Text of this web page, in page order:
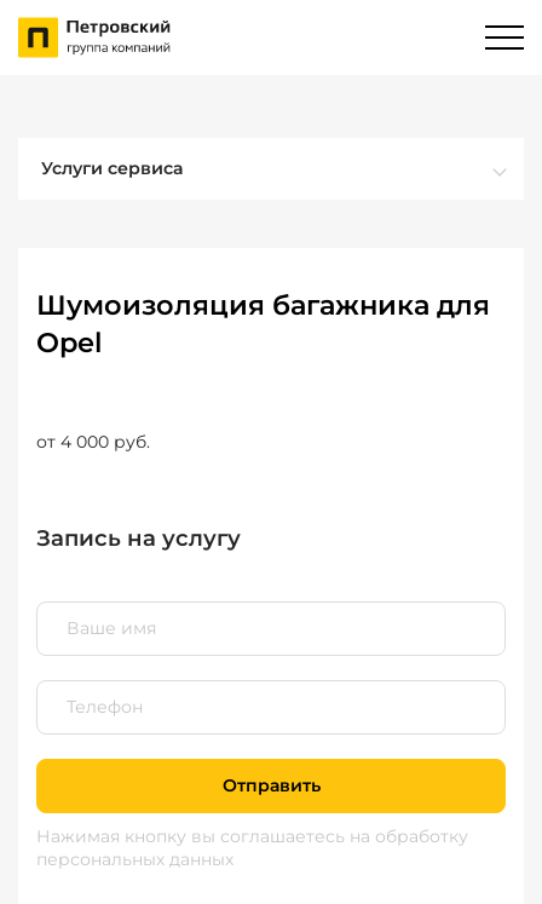
Услуги сервиса
Шумоизоляция багажника для
Opel
от 4 000 руб.
Запись на услугу
Отправить
Нажимая кнопку вы соглашаетесь на обработку
персональных данных